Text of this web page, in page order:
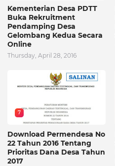
Kementerian Desa PDTT
Buka Rekruitment
Pendamping Desa
Gelombang Kedua Secara
Online
Thursday, April 28, 2016
7
Download Permendesa No
22 Tahun 2016 Tentang
Prioritas Dana Desa Tahun
2017